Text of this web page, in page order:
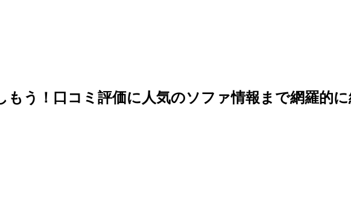
う！口コミ評価に人気のソファ情報まで網羅的に